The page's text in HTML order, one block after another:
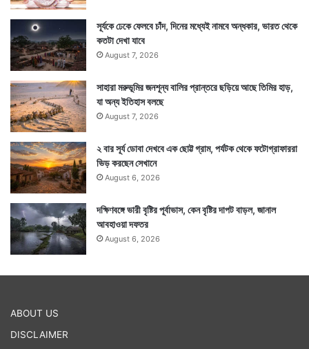
সূর্যকে ঢেকে ফেলবে চাঁদ, দিনের মধ্যেই নামবে অন্ধকার, ভারত থেকে
কতটা দেখা যাবে
August 7, 2026
সাহারা মরুভূমির জনশূন্য বালির প্রান্তরে ছড়িয়ে আছে তিমির হাড়,
যা অন্য ইতিহাস বলছে
August 7, 2026
২ বার সূর্য ডোবা দেখবে এক ছোট্ট গ্রাম, পর্যটক থেকে ফটোগ্রাফাররা
ভিড় করছেন সেখানে
August 6, 2026
দক্ষিণবঙ্গে ভারী বৃষ্টির পূর্বাভাস, কেন বৃষ্টির দাপট বাড়ল, জানাল
আবহাওয়া দফতর
August 6, 2026
ABOUT US
DISCLAIMER